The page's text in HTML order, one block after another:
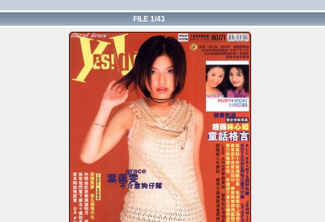
FILE 1/43